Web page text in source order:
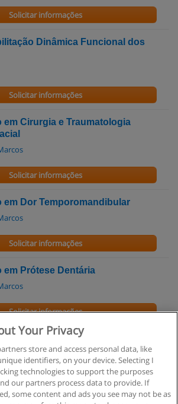
Solicitar informações
Dinâmica Funcional dos
Solicitar informações
em Cirurgia e Traumatologia
Solicitar informações
em Dor Temporomandibular
Solicitar informações
em Prótese Dentária
Solicitar informações
em Laboratório de Prótese
Souza
Solicitar informações
Your Privacy
store and access personal data, like
identifiers, on your device. Selecting I
technologies to support the purposes
our partners process data to provide. If
some content and ads you see may not be as